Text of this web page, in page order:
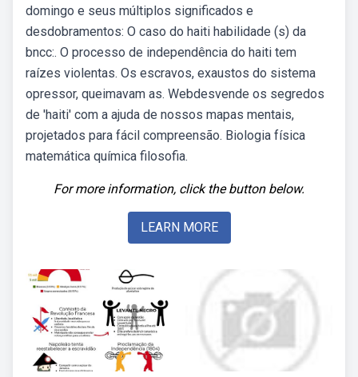
domingo e seus múltiplos significados e
desdobramentos: O caso do haiti habilidade (s) da
bncc:. O processo de independência do haiti tem
raízes violentas. Os escravos, exaustos do sistema
opressor, queimavam as. Webdesvende os segredos
de 'haiti' com a ajuda de nossos mapas mentais,
projetados para fácil compreensão. Biologia física
matemática química filosofia.
For more information, click the button below.
LEARN MORE